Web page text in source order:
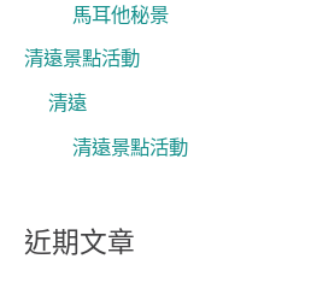
馬耳他秘景
清遠景點活動
清遠
清遠景點活動
近期文章